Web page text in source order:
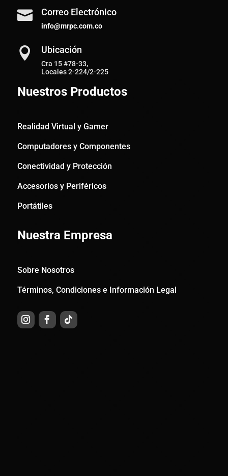
 Correo Electrónico
info@mrpc.com.co
 Ubicación
Cra 15 #78-33,
Locales 2-224/2-225
Nuestros Productos
Realidad Virtual y Gamer
Computadores y Componentes
Conectividad y Protección
Accesorios y Periféricos
Portátiles
Nuestra Empresa
Sobre Nosotros
Términos, Condiciones e Información Legal